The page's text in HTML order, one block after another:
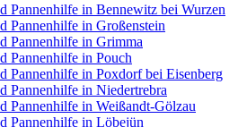
Pannenhilfe in Bennewitz bei Wurzen
Pannenhilfe in Großenstein
Pannenhilfe in Grimma
Pannenhilfe in Pouch
Pannenhilfe in Poxdorf bei Eisenberg
Pannenhilfe in Niedertrebra
Pannenhilfe in Weißandt-Gölzau
Pannenhilfe in Löbejün